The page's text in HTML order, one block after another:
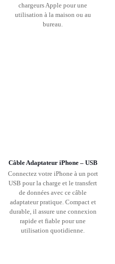
chargeurs Apple pour une
utilisation à la maison ou au
bureau.
Câble Adaptateur iPhone – USB
Connectez votre iPhone à un port
USB pour la charge et le transfert
de données avec ce câble
adaptateur pratique. Compact et
durable, il assure une connexion
rapide et fiable pour une
utilisation quotidienne.